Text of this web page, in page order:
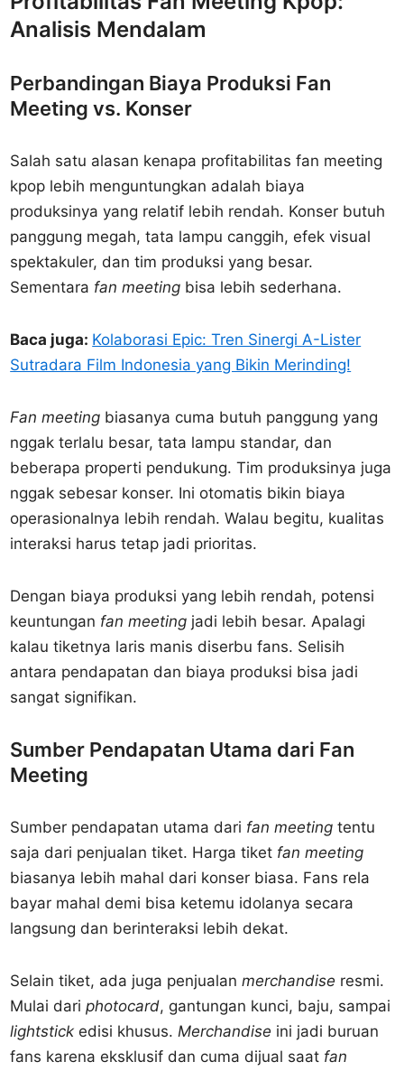
Analisis Mendalam
Perbandingan Biaya Produksi Fan
Meeting vs. Konser
Salah satu alasan kenapa profitabilitas fan meeting
kpop lebih menguntungkan adalah biaya
produksinya yang relatif lebih rendah. Konser butuh
panggung megah, tata lampu canggih, efek visual
spektakuler, dan tim produksi yang besar.
Sementara fan meeting bisa lebih sederhana.
Baca juga: Kolaborasi Epic: Tren Sinergi A-Lister
Sutradara Film Indonesia yang Bikin Merinding!
Fan meeting biasanya cuma butuh panggung yang
nggak terlalu besar, tata lampu standar, dan
beberapa properti pendukung. Tim produksinya juga
nggak sebesar konser. Ini otomatis bikin biaya
operasionalnya lebih rendah. Walau begitu, kualitas
interaksi harus tetap jadi prioritas.
Dengan biaya produksi yang lebih rendah, potensi
keuntungan fan meeting jadi lebih besar. Apalagi
kalau tiketnya laris manis diserbu fans. Selisih
antara pendapatan dan biaya produksi bisa jadi
sangat signifikan.
Sumber Pendapatan Utama dari Fan
Meeting
Sumber pendapatan utama dari fan meeting tentu
saja dari penjualan tiket. Harga tiket fan meeting
biasanya lebih mahal dari konser biasa. Fans rela
bayar mahal demi bisa ketemu idolanya secara
langsung dan berinteraksi lebih dekat.
Selain tiket, ada juga penjualanmerchandise resmi.
Mulai dariphotocard, gantungan kunci, baju, sampai
lightstick edisi khusus.Merchandise ini jadi buruan
fans karena eksklusif dan cuma dijual saat fan